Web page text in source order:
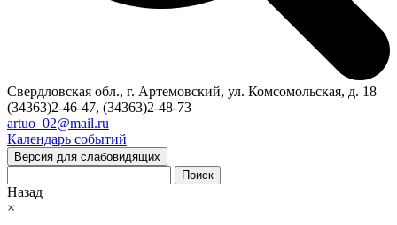
Свердловская обл., г. Артемовский, ул. Комсомольская, д. 18
(34363)2-46-47, (34363)2-48-73
artuo_02@mail.ru
Календарь событий
Версия для слабовидящих
Поиск
Назад
×